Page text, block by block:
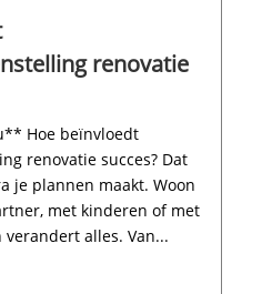
renovatie
Hoe beïnvloedt
renovatie succes? Dat
je plannen maakt.​ Woon
met kinderen of met
alles.​ Van...